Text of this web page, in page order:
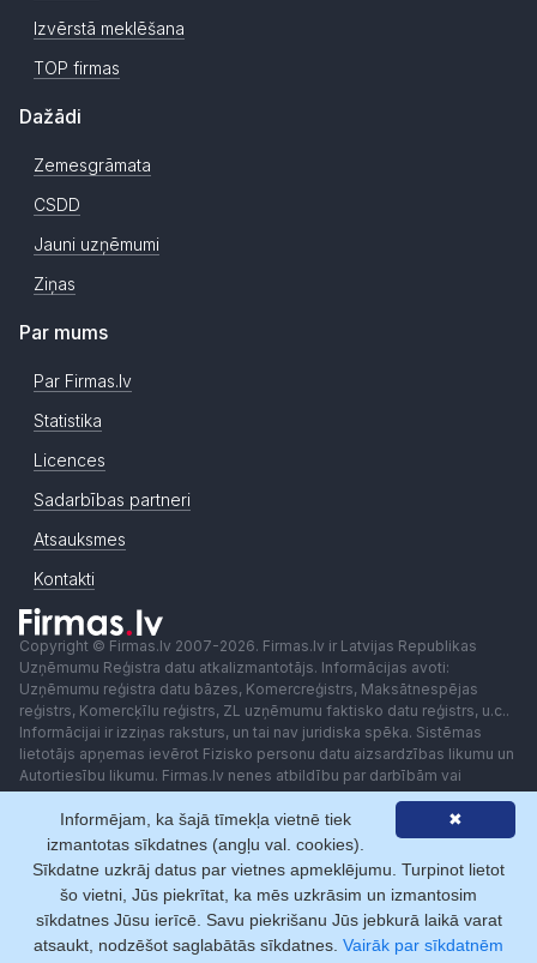
Izvērstā meklēšana
TOP firmas
Dažādi
Zemesgrāmata
CSDD
Jauni uzņēmumi
Ziņas
Par mums
Par Firmas.lv
Statistika
Licences
Sadarbības partneri
Atsauksmes
Kontakti
Copyright © Firmas.lv 2007-2026. Firmas.lv ir Latvijas Republikas
Uzņēmumu Reģistra datu atkalizmantotājs. Informācijas avoti:
Uzņēmumu reģistra datu bāzes, Komercreģistrs, Maksātnespējas
reģistrs, Komercķīlu reģistrs, ZL uzņēmumu faktisko datu reģistrs, u.c..
Informācijai ir izziņas raksturs, un tai nav juridiska spēka. Sistēmas
lietotājs apņemas ievērot Fizisko personu datu aizsardzības likumu un
Autortiesību likumu. Firmas.lv nenes atbildību par darbībām vai
lēmumiem, kas balstīti uz saņemto pakalpojumu. Lietotājam aizliegts
izmantot jebkādas automatizētas sistēmas vai iekārtas (robotus)
piekļuvei sistēmai bez rakstiskas saskaņošanas ar Firmas.lv. Galvenā
redaktore: Ingūna Pempere.
Lietošanas noteikumi
Privātuma politika Norēķini ar
✖
Informējam, ka šajā tīmekļa vietnē tiek
izmantotas sīkdatnes (angļu val. cookies).
Sīkdatne uzkrāj datus par vietnes apmeklējumu. Turpinot lietot
šo vietni, Jūs piekrītat, ka mēs uzkrāsim un izmantosim
sīkdatnes Jūsu ierīcē. Savu piekrišanu Jūs jebkurā laikā varat
atsaukt, nodzēšot saglabātās sīkdatnes. Vairāk par sīkdatnēm